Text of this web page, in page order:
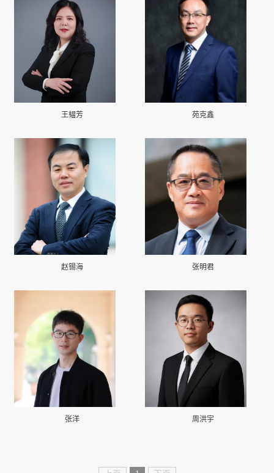
王韫芳 苑克鑫
赵锡海 张明君
张洋 周洪宇